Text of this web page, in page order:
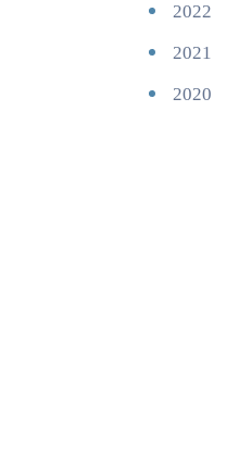
2022
2021
2020